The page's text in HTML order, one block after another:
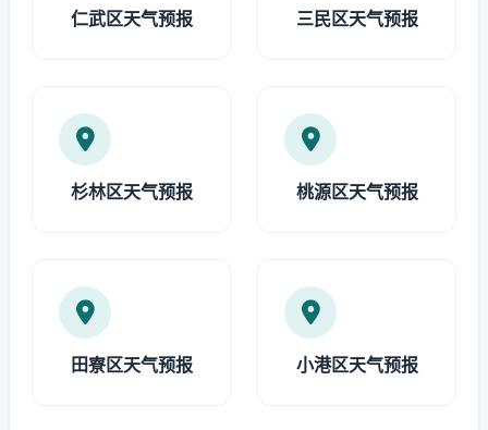
仁武区天气预报 三民区天气预报
杉林区天气预报 桃源区天气预报
田寮区天气预报 小港区天气预报